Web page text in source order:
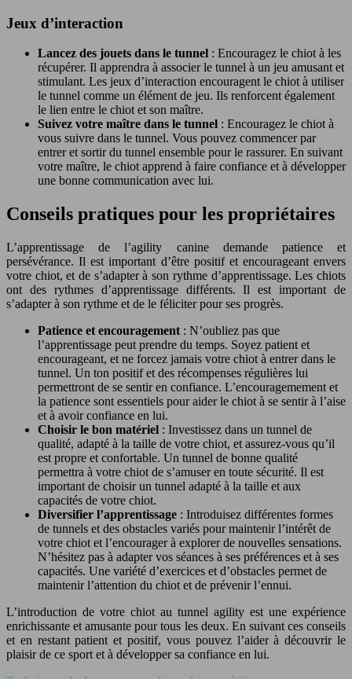
Jeux d’interaction
Lancez des jouets dans le tunnel : Encouragez le chiot à les
récupérer. Il apprendra à associer le tunnel à un jeu amusant et
stimulant. Les jeux d’interaction encouragent le chiot à utiliser
le tunnel comme un élément de jeu. Ils renforcent également
le lien entre le chiot et son maître.
Suivez votre maître dans le tunnel : Encouragez le chiot à
vous suivre dans le tunnel. Vous pouvez commencer par
entrer et sortir du tunnel ensemble pour le rassurer. En suivant
votre maître, le chiot apprend à faire confiance et à développer
une bonne communication avec lui.
Conseils pratiques pour les propriétaires
L’apprentissage de l’agility canine demande patience et
persévérance. Il est important d’être positif et encourageant envers
votre chiot, et de s’adapter à son rythme d’apprentissage. Les chiots
ont des rythmes d’apprentissage différents. Il est important de
s’adapter à son rythme et de le féliciter pour ses progrès.
Patience et encouragement : N’oubliez pas que
l’apprentissage peut prendre du temps. Soyez patient et
encourageant, et ne forcez jamais votre chiot à entrer dans le
tunnel. Un ton positif et des récompenses régulières lui
permettront de se sentir en confiance. L’encouragemement et
la patience sont essentiels pour aider le chiot à se sentir à l’aise
et à avoir confiance en lui.
Choisir le bon matériel : Investissez dans un tunnel de
qualité, adapté à la taille de votre chiot, et assurez-vous qu’il
est propre et confortable. Un tunnel de bonne qualité
permettra à votre chiot de s’amuser en toute sécurité. Il est
important de choisir un tunnel adapté à la taille et aux
capacités de votre chiot.
Diversifier l’apprentissage : Introduisez différentes formes
de tunnels et des obstacles variés pour maintenir l’intérêt de
votre chiot et l’encourager à explorer de nouvelles sensations.
N’hésitez pas à adapter vos séances à ses préférences et à ses
capacités. Une variété d’exercices et d’obstacles permet de
maintenir l’attention du chiot et de prévenir l’ennui.
L’introduction de votre chiot au tunnel agility est une expérience
enrichissante et amusante pour tous les deux. En suivant ces conseils
et en restant patient et positif, vous pouvez l’aider à découvrir le
plaisir de ce sport et à développer sa confiance en lui.